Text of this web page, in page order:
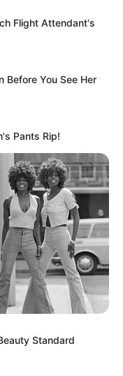
Flight Attendant's
Before You See Her
Pants Rip!
Standard